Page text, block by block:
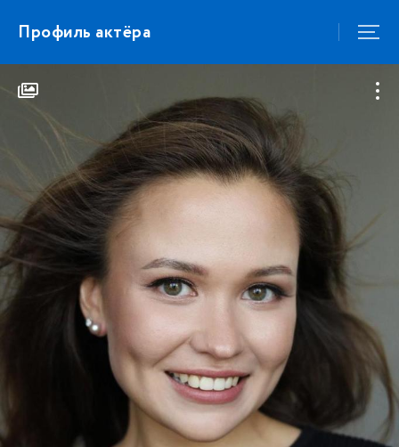
Профиль актёра